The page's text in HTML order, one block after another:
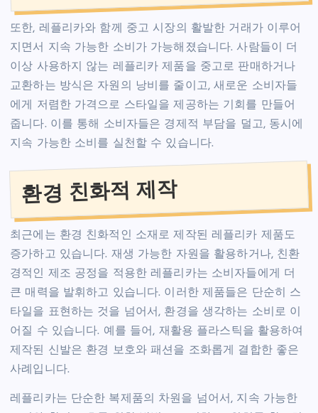
또한, 레플리카와 함께 중고 시장의 활발한 거래가 이루어
지면서 지속 가능한 소비가 가능해졌습니다. 사람들이 더
이상 사용하지 않는 레플리카 제품을 중고로 판매하거나
교환하는 방식은 자원의 낭비를 줄이고, 새로운 소비자들
에게 저렴한 가격으로 스타일을 제공하는 기회를 만들어
줍니다. 이를 통해 소비자들은 경제적 부담을 덜고, 동시에
지속 가능한 소비를 실천할 수 있습니다.
환경 친화적 제작
최근에는 환경 친화적인 소재로 제작된 레플리카 제품도
증가하고 있습니다. 재생 가능한 자원을 활용하거나, 친환
경적인 제조 공정을 적용한 레플리카는 소비자들에게 더
큰 매력을 발휘하고 있습니다. 이러한 제품들은 단순히 스
타일을 표현하는 것을 넘어서, 환경을 생각하는 소비로 이
어질 수 있습니다. 예를 들어, 재활용 플라스틱을 활용하여
제작된 신발은 환경 보호와 패션을 조화롭게 결합한 좋은
사례입니다.
레플리카는 단순한 복제품의 차원을 넘어서, 지속 가능한